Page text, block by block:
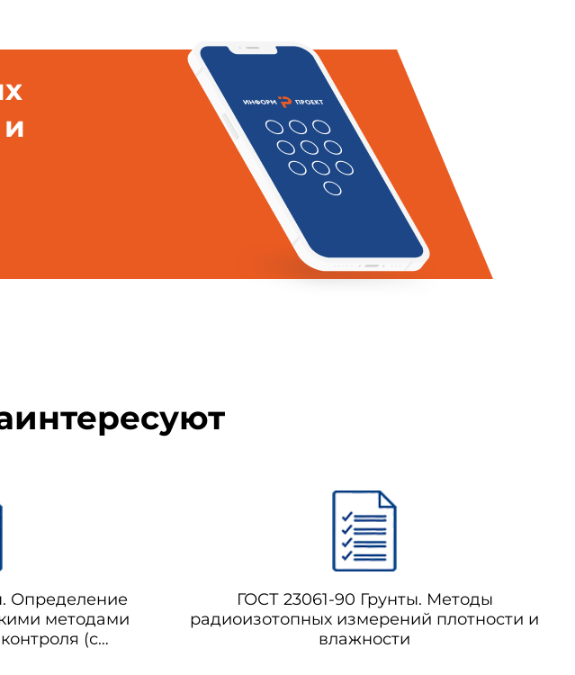
Определение
методами
(с
ГОСТ 23061-90 Грунты. Методы
радиоизотопных измерений плотности и
влажности